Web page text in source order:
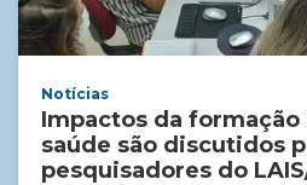
Notícias
Impactos da formação
saúde são discutidos
pesquisadores do